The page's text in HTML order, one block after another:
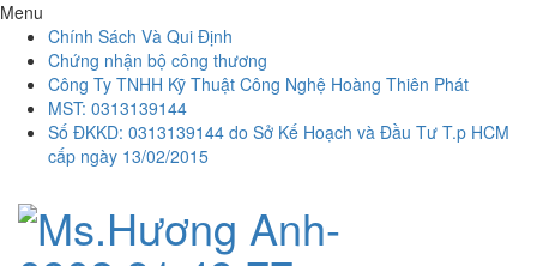
Menu
Chính Sách Và Qui Định
Chứng nhận bộ công thương
Công Ty TNHH Kỹ Thuật Công Nghệ Hoàng Thiên Phát
MST: 0313139144
Số ĐKKD: 0313139144 do Sở Kế Hoạch và Đầu Tư T.p HCM
cấp ngày 13/02/2015